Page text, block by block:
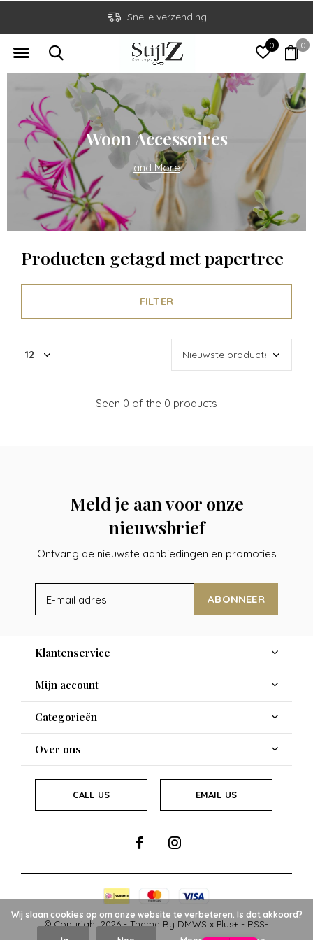
0 0
Snelle verzending
Woon Accessoires
and More
Producten getagd met papertree
FILTER
Seen 0 of the 0 products
Meld je aan voor onze
nieuwsbrief
Ontvang de nieuwste aanbiedingen en promoties
ABONNEER
Klantenservice
Mijn account
Categorieën
Over ons
CALL US EMAIL US
© Copyright2026- Theme By DMWS x Plus+ - RSS-
Wij slaan cookies op om onze website te verbeteren. Is dat akkoord?